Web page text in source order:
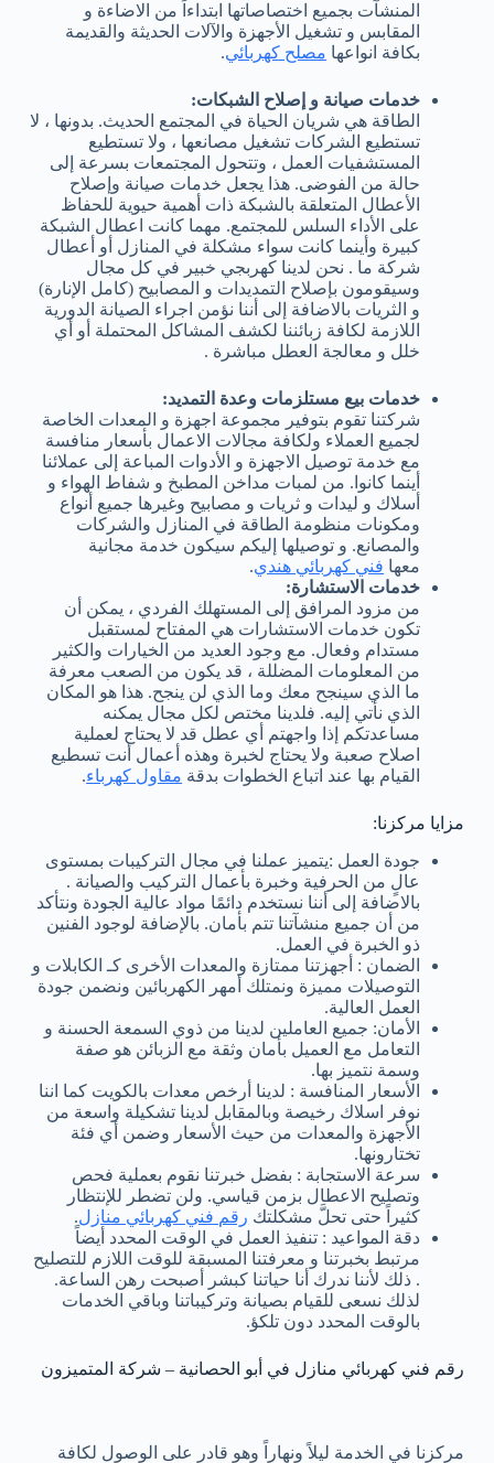
المنشآت بجميع اختصاصاتها ابتداءاً من الاضاءة و
المقابس و تشغيل الأجهزة والآلات الحديثة والقديمة
بكافة انواعها مصلح كهربائي.
خدمات صيانة و إصلاح الشبكات:
الطاقة هي شريان الحياة في المجتمع الحديث. بدونها ، لا
تستطيع الشركات تشغيل مصانعها ، ولا تستطيع
المستشفيات العمل ، وتتحول المجتمعات بسرعة إلى
حالة من الفوضى. هذا يجعل خدمات صيانة وإصلاح
الأعطال المتعلقة بالشبكة ذات أهمية حيوية للحفاظ
على الأداء السلس للمجتمع. مهما كانت اعطال الشبكة
كبيرة وأينما كانت سواء مشكلة في المنازل أو أعطال
شركة ما . نحن لدينا كهربجي خبير في كل مجال
وسيقومون بإصلاح التمديدات و المصابيح (كامل الإنارة)
و الثريات بالاضافة إلى أننا نؤمن اجراء الصيانة الدورية
اللازمة لكافة زبائننا لكشف المشاكل المحتملة أو أي
خلل و معالجة العطل مباشرة .
خدمات بيع مستلزمات وعدة التمديد:
شركتنا تقوم بتوفير مجموعة اجهزة و المعدات الخاصة
لجميع العملاء ولكافة مجالات الاعمال بأسعار منافسة
مع خدمة توصيل الاجهزة و الأدوات المباعة إلى عملائنا
أينما كانوا. من لمبات مداخن المطبخ و شفاط الهواء و
أسلاك و ليدات و ثريات و مصابيح وغيرها جميع أنواع
ومكونات منظومة الطاقة في المنازل والشركات
والمصانع. و توصيلها إليكم سيكون خدمة مجانية
معها فني كهربائي هندي.
خدمات الاستشارة:
من مزود المرافق إلى المستهلك الفردي ، يمكن أن
تكون خدمات الاستشارات هي المفتاح لمستقبل
مستدام وفعال. مع وجود العديد من الخيارات والكثير
من المعلومات المضللة ، قد يكون من الصعب معرفة
ما الذي سينجح معك وما الذي لن ينجح. هذا هو المكان
الذي نأتي إليه. فلدينا مختص لكل مجال يمكنه
مساعدتكم إذا واجهتم أي عطل قد لا يحتاج لعملية
اصلاح صعبة ولا يحتاج لخبرة وهذه أعمال أنت تسطيع
القيام بها عند اتباع الخطوات بدقة مقاول كهرباء.
مزايا مركزنا:
جودة العمل :يتميز عملنا في مجال التركيبات بمستوى
عالٍ من الحرفية وخبرة بأعمال التركيب والصيانة .
بالاضافة إلى أننا نستخدم دائمًا مواد عالية الجودة ونتأكد
من أن جميع منشآتنا تتم بأمان. بالإضافة لوجود الفنين
ذو الخبرة في العمل.
الضمان : أجهزتنا ممتازة والمعدات الأخرى كـ الكابلات و
التوصيلات مميزة ونمتلك أمهر الكهربائين ونضمن جودة
العمل العالية.
الأمان: جميع العاملين لدينا من ذوي السمعة الحسنة و
التعامل مع العميل بأمان وثقة مع الزبائن هو صفة
وسمة نتميز بها.
الأسعار المنافسة : لدينا أرخص معدات بالكويت كما اننا
نوفر اسلاك رخيصة وبالمقابل لدينا تشكيلة واسعة من
الأجهزة والمعدات من حيث الأسعار وضمن أي فئة
تختارونها.
سرعة الاستجابة : بفضل خبرتنا نقوم بعملية فحص
وتصليح الاعطال بزمن قياسي. ولن تضطر للإنتظار
كثيراً حتى تحلَّ مشكلتك رقم فني كهربائي منازل.
دقة المواعيد : تنفيذ العمل في الوقت المحدد أيضاً
مرتبط بخبرتنا و معرفتنا المسبقة للوقت اللازم للتصليح
. ذلك لأننا ندرك أنا حياتنا كبشر أصبحت رهن الساعة.
لذلك نسعى للقيام بصيانة وتركيباتنا وباقي الخدمات
بالوقت المحدد دون تلكؤ.
رقم فني كهربائي منازل في أبو الحصانية – شركة المتميزون
مركزنا في الخدمة ليلاً ونهاراً وهو قادر على الوصول لكافة